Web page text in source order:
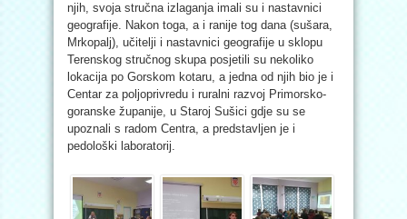
njih, svoja stručna izlaganja imali su i nastavnici
geografije. Nakon toga, a i ranije tog dana (sušara,
Mrkopalj), učitelji i nastavnici geografije u sklopu
Terenskog stručnog skupa posjetili su nekoliko
lokacija po Gorskom kotaru, a jedna od njih bio je i
Centar za poljoprivredu i ruralni razvoj Primorsko-
goranske županije, u Staroj Sušici gdje su se
upoznali s radom Centra, a predstavljen je i
pedološki laboratorij.